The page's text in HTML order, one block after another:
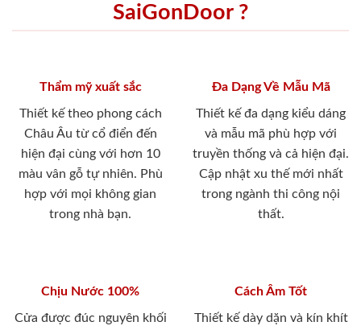
SaiGonDoor ?
Thẩm mỹ xuất sắc
Thiết kế theo phong cách
Châu Âu từ cổ điển đến
hiện đại cùng với hơn 10
màu vân gỗ tự nhiên. Phù
hợp với mọi không gian
trong nhà bạn.
Đa Dạng Về Mẫu Mã
Thiết kế đa dạng kiểu dáng
và mẫu mã phù hợp với
truyền thống và cả hiện đại.
Cập nhật xu thế mới nhất
trong ngành thi công nội
thất.
Chịu Nước 100%
Cửa được đúc nguyên khối
Cách Âm Tốt
Thiết kế dày dặn và kín khít